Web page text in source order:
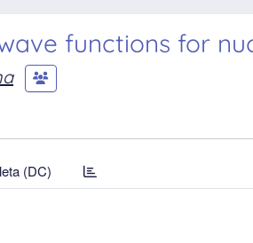
functions for
(DC)